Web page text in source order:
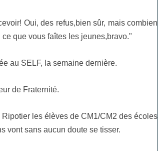
Oui, des refus,bien sûr, mais combien
que vous faîtes les jeunes,bravo."
au SELF, la semaine dernière.
de Fraternité.
les élèves de CM1/CM2 des écoles
vont sans aucun doute se tisser.